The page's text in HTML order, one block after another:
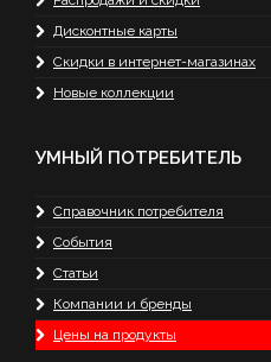
Дисконтные карты
Скидки в интернет-магазинах
Новые коллекции
УМНЫЙ ПОТРЕБИТЕЛЬ
Справочник потребителя
События
Статьи
Компании и бренды
Цены на продукты